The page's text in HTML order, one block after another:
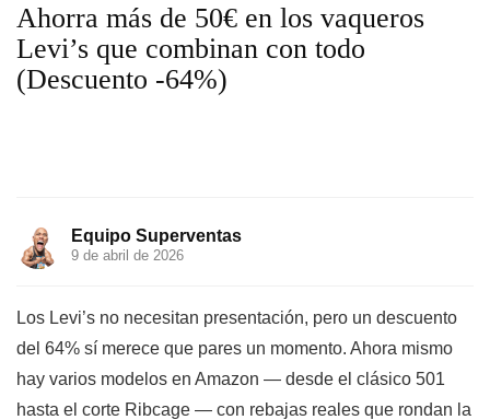
Ahorra más de 50€ en los vaqueros
Levi’s que combinan con todo
(Descuento -64%)
Equipo Superventas
9 de abril de 2026
Los Levi’s no necesitan presentación, pero un descuento
del 64% sí merece que pares un momento. Ahora mismo
hay varios modelos en Amazon — desde el clásico 501
hasta el corte Ribcage — con rebajas reales que rondan la